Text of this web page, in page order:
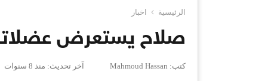
الرئيسية اخبار
صلاح يستعرض عضلاته
كتب: Mahmoud Hassan آخر تحديث: منذ 8 سنوات